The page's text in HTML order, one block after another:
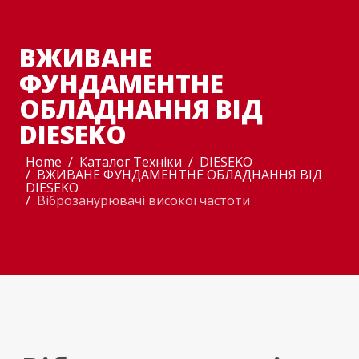
ВЖИВАНЕ
ФУНДАМЕНТНЕ
ОБЛАДНАННЯ ВІД
DIESEKO
Home Каталог Техніки DIESEKO
ВЖИВАНЕ ФУНДАМЕНТНЕ ОБЛАДНАННЯ ВІД
DIESEKO
Віброзанурювачі високої частоти